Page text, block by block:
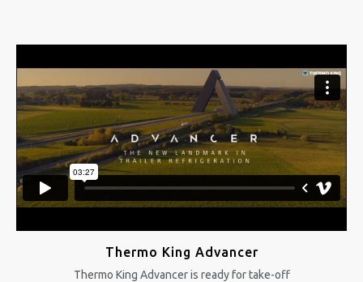
Thermo King Advancer
Thermo King Advancer is ready for take-off